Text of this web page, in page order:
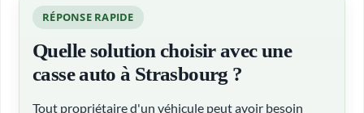
RÉPONSE RAPIDE
Quelle solution choisir avec une
casse auto à Strasbourg ?
Tout propriétaire d'un véhicule peut avoir besoin